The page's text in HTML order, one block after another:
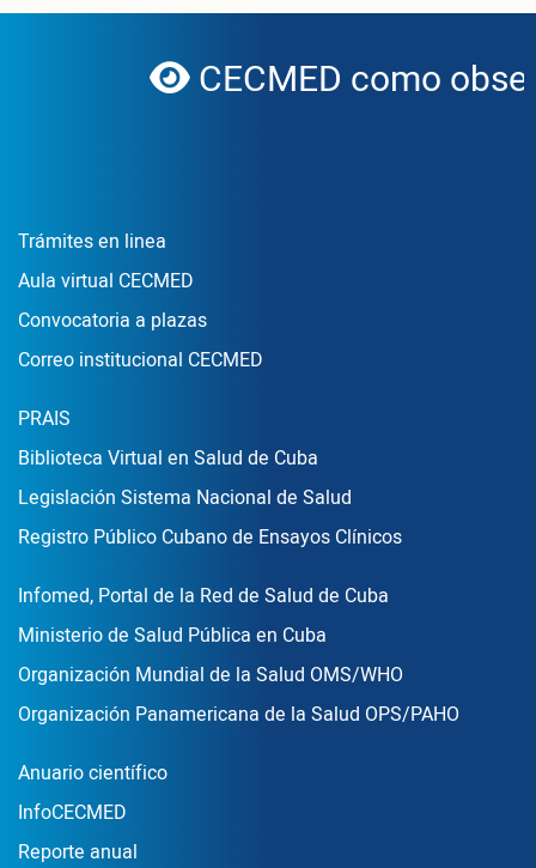
globe
CECMED como
Enlace Footer1
Trámites en linea
Aula virtual CECMED
Convocatoria a plazas
Correo institucional CECMED
Enlace Footer2
PRAIS
Biblioteca Virtual en Salud de Cuba
Legislación Sistema Nacional de Salud
Registro Público Cubano de Ensayos Clínicos
Enlace Footer3
Infomed, Portal de la Red de Salud de Cuba
Ministerio de Salud Pública en Cuba
Organización Mundial de la Salud OMS/WHO
Organización Panamericana de la Salud OPS/PAHO
Publicaciones
Anuario científico
InfoCECMED
Reporte anual